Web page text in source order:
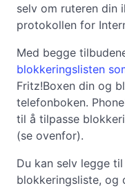
selv om ruteren din
protokollen for
Med begge
blokkeringslisten
Fritz!Boxen din og
telefonboken.
til å tilpasse
(se ovenfor).
Du kan selv legge
blokkeringsliste, og